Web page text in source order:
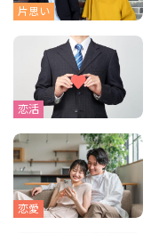
片思い
恋活
恋愛